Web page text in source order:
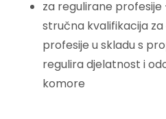
za regulirane
stručna kvalifikacija
profesije u skladu s
regulira djelatnost i
komore